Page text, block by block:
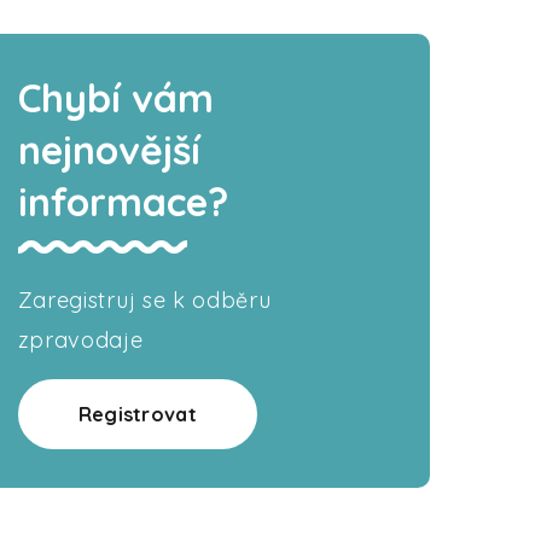
Chybí vám
nejnovější
informace?
Zaregistruj se k odběru
zpravodaje
Registrovat